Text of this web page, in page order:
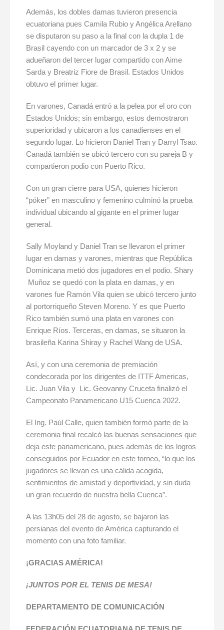
Además, los dobles damas tuvieron presencia
ecuatoriana pues Camila Rubio y Angélica Arellano
se disputaron su paso a la final con la dupla 1 de
Brasil cayendo con un marcador de 3 x 2 y se
adueñaron del tercer lugar compartido con Aime
Sarda y Breatriz Fiore de Brasil. Estados Unidos
obtuvo el primer lugar.
En varones, Canadá entró a la pelea por el oro con
Estados Unidos; sin embargo, estos demostraron
superioridad y ubicaron a los canadienses en el
segundo lugar. Lo hicieron Daniel Tran y Darryl Tsao.
Canadá también se ubicó tercero con su pareja B y
compartieron podio con Puerto Rico.
Con un gran cierre para USA, quienes hicieron
“póker” en masculino y femenino culminó la prueba
individual ubicando al gigante en el primer lugar
general.
Sally Moyland y Daniel Tran se llevaron el primer
lugar en damas y varones, mientras que República
Dominicana metió dos jugadores en el podio. Shary
Muñoz se quedó con la plata en damas, y en
varones fue Ramón Vila quien se ubicó tercero junto
al portorriqueño Steven Moreno. Y es que Puerto
Rico también sumó una plata en varones con
Enrique Ríos. Terceras, en damas, se situaron la
brasileña Karina Shiray y Rachel Wang de USA.
Así, y con una ceremonia de premiación
condecorada por los dirigentes de ITTF Americas,
Lic. Juan Vila y Lic. Geovanny Cruceta finalizó el
Campeonato Panamericano U15 Cuenca 2022.
El Ing. Paúl Calle, quien también formó parte de la
ceremonia final recalcó las buenas sensaciones que
deja este panamericano, pues además de los logros
conseguidos por Ecuador en este torneo, “lo que los
jugadores se llevan es una cálida acogida,
sentimientos de amistad y deportividad, y sin duda
un gran recuerdo de nuestra bella Cuenca”.
A las 13h05 del 28 de agosto, se bajaron las
persianas del evento de América capturando el
momento con una foto familiar.
¡GRACIAS AMÉRICA!
¡JUNTOS POR EL TENIS DE MESA!
DEPARTAMENTO DE COMUNICACIÓN